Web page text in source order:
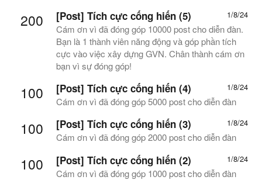
200 1/8/24
[Post] Tích cực cống hiến (5)
Cám ơn vì đã đóng góp 10000 post cho diễn đàn.
Bạn là 1 thành viên năng động và góp phần tích
cực vào việc xây dựng GVN. Chân thành cám ơn
bạn vì sự đóng góp!
100 1/8/24
[Post] Tích cực cống hiến (4)
Cám ơn vì đã đóng góp 5000 post cho diễn đàn
100 1/8/24
[Post] Tích cực cống hiến (3)
Cám ơn vì đã đóng góp 2000 post cho diễn đàn
100 1/8/24
[Post] Tích cực cống hiến (2)
Cám ơn vì đã đóng góp 1000 post cho diễn đàn